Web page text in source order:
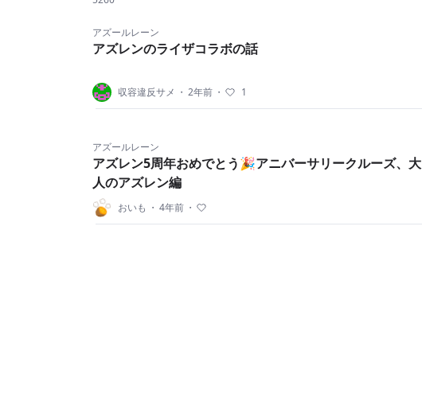
アズールレーン
アズレンのライザコラボの話
収容違反サメ ・ 2年前 ・ 1
アズールレーン
アズレン5周年おめでとう🎉アニバーサリークルーズ、大
人のアズレン編
おいも ・ 4年前 ・